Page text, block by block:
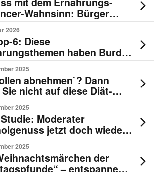
Wahnsinn: Bürger
strengere Regeln!
2026
6: Diese
haben Burda-
2025 besonders gefallen
2025
abnehmen`? Dann
nicht auf diese Diät-
rein!
2025
Moderater
jetzt doch wieder
2025
der
– entspannen